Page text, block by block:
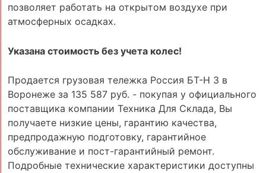
позволяет работать на открытом воздухе при
атмосферных осадках.
Указана стоимость без учета колес!
Продается грузовая тележка Россия БТ-Н 3 в
Воронеже за 135 587 руб. - покупая у официального
поставщика компании Техника Для Склада, Вы
получаете низкие цены, гарантию качества,
предпродажную подготовку, гарантийное
обслуживание и пост-гарантийный ремонт.
Подробные технические характеристики доступны